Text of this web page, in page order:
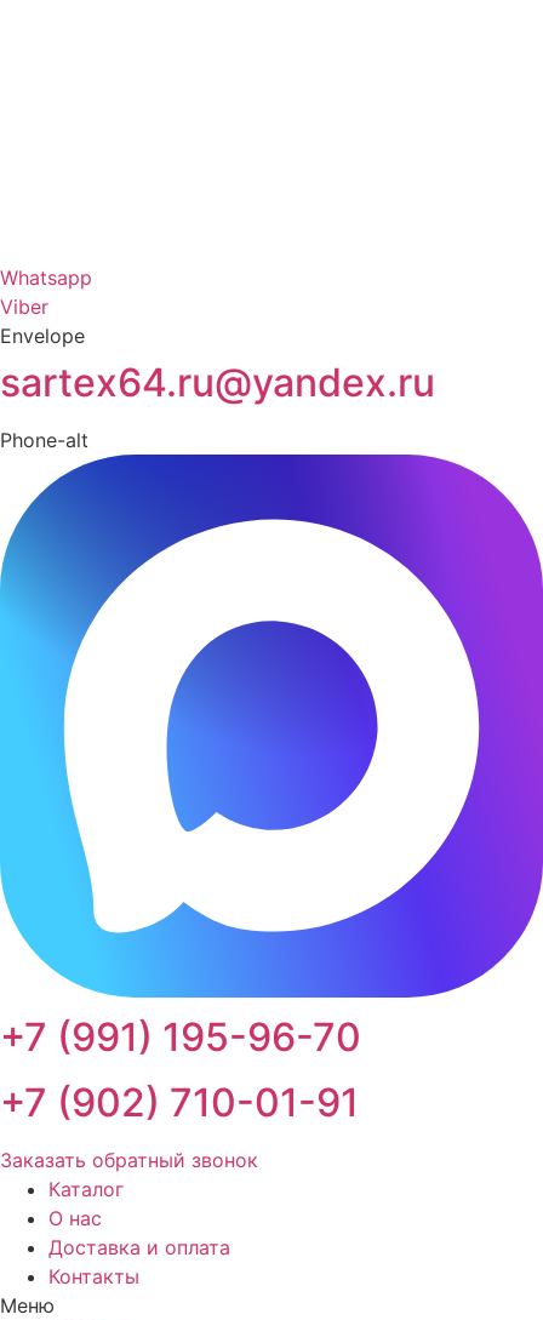
Whatsapp
Viber
Envelope
sartex64.ru@yandex.ru
Phone-alt
+7 (991) 195-96-70
+7 (902) 710-01-91
Заказать обратный звонок
Каталог
О нас
Доставка и оплата
Контакты
Меню